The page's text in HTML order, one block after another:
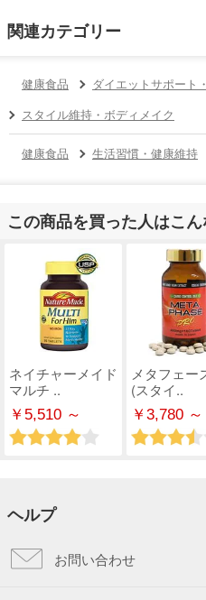
関連カテゴリー
健康食品
ダイエットサポート
スタイル維持・ボディメイク
健康食品 生活習慣・健康維持
この商品を買った人はこ
ネイチャーメイド
マルチ ..
￥5,510 ～
メタフェー
(スタイ..
￥3,780 ～
ヘルプ
お問い合わせ